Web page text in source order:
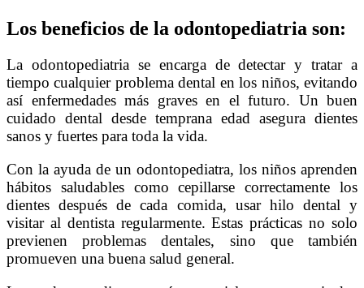
Los beneficios de la odontopediatria son:
La odontopediatria se encarga de detectar y tratar a
tiempo cualquier problema dental en los niños, evitando
así enfermedades más graves en el futuro. Un buen
cuidado dental desde temprana edad asegura dientes
sanos y fuertes para toda la vida.
Con la ayuda de un odontopediatra, los niños aprenden
hábitos saludables como cepillarse correctamente los
dientes después de cada comida, usar hilo dental y
visitar al dentista regularmente. Estas prácticas no solo
previenen problemas dentales, sino que también
promueven una buena salud general.